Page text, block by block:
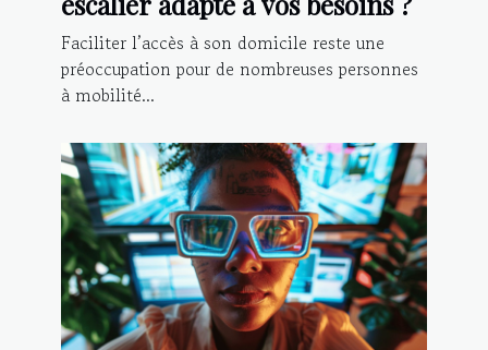
Faciliter l’accès à son domicile reste une
préoccupation pour de nombreuses personnes
à mobilité...